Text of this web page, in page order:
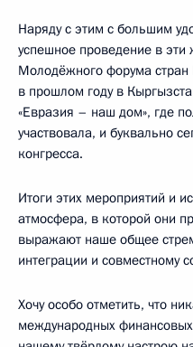
Наряду с этим с большим
успешное проведение в эти
Молодёжного форума стран
в прошлом году в
«Евразия – наш дом», где
участвовала, и буквально
конгресса.
Итоги этих мероприятий и
атмосфера, в которой они
выражают наше общее
интеграции и совместному
Хочу особо отметить, что
международных финансовых